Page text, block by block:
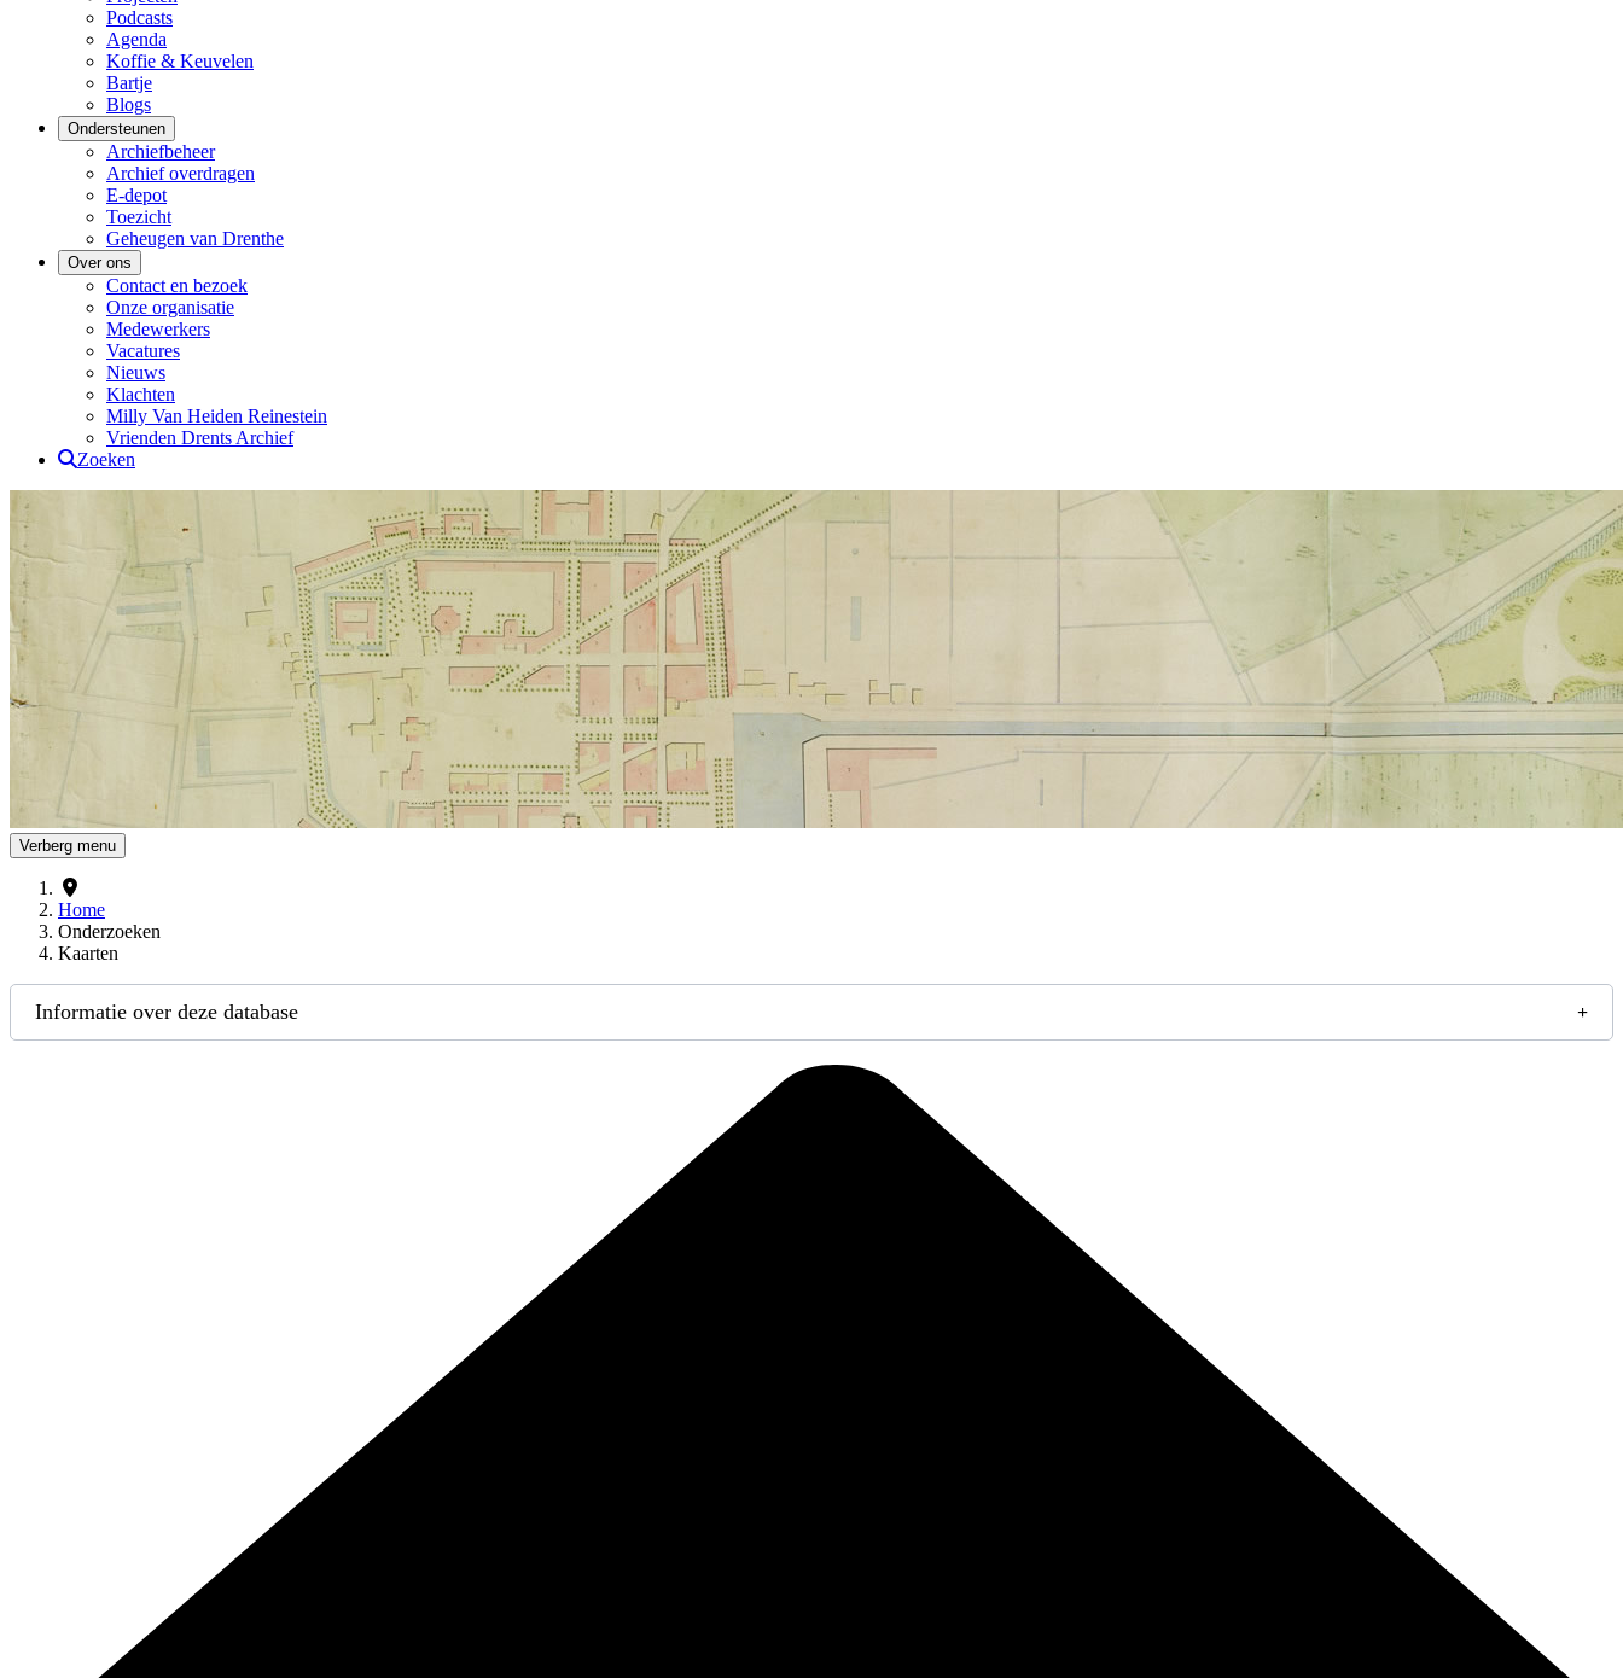
Podcasts
Agenda
Koffie & Keuvelen
Bartje
Blogs
Ondersteunen
Archiefbeheer
Archief overdragen
E-depot
Toezicht
Geheugen van Drenthe
Over ons
Contact en bezoek
Onze organisatie
Medewerkers
Vacatures
Nieuws
Klachten
Milly Van Heiden Reinestein
Vrienden Drents Archief
Zoeken
Drents Archief
Verberg menu
Home
Onderzoeken
Kaarten
Informatie over deze database